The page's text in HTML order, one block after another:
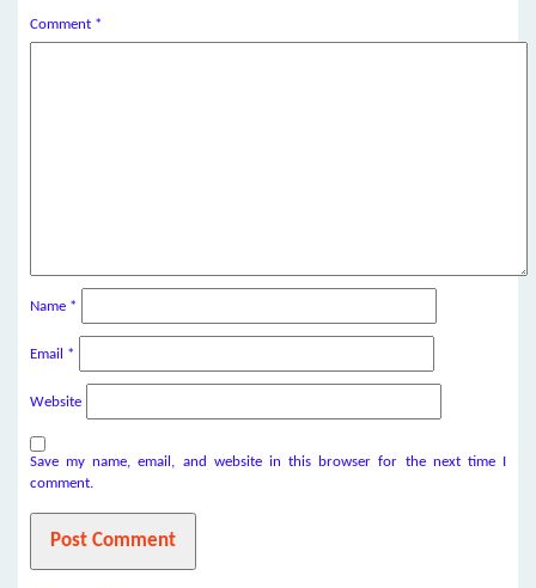
Comment *
Name *
Email *
Website
Save my name, email, and website in this browser for the next time I
comment.